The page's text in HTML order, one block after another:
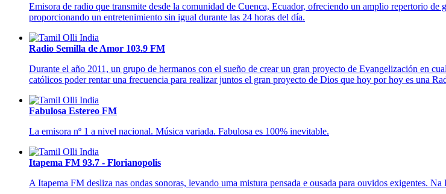
Emisora de radio que transmite desde la comunidad de Cuenca, Ecuador, ofreciendo un amplio repertorio
proporcionando un entretenimiento sin igual durante las 24 horas del día.
Radio Semilla de Amor 103.9 FM
Durante el año 2011, un grupo de hermanos con el sueño de crear un gran proyecto de Evangelización en
católicos poder rentar una frecuencia para realizar juntos el gran proyecto de Dios que hoy por hoy es una
Fabulosa Estereo FM
La emisora nº 1 a nivel nacional. Música variada. Fabulosa es 100% inevitable.
Itapema FM 93.7 - Florianopolis
A Itapema FM desliza nas ondas sonoras, levando uma mistura pensada e ousada para ouvidos exigentes.